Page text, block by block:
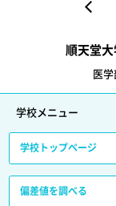
順天堂大
医
学校メニュー
学校トップページ
偏差値を調べる